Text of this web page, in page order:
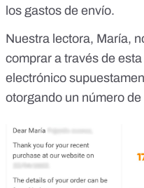
los gastos de envío.
Nuestra lectora, María,
comprar a través de
electrónico
otorgando un número